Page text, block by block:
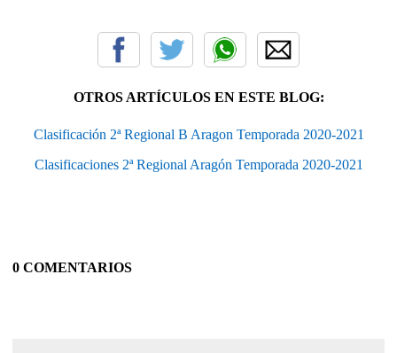
OTROS ARTÍCULOS EN ESTE BLOG:
Clasificación 2ª Regional B Aragon Temporada 2020-2021
Clasificaciones 2ª Regional Aragón Temporada 2020-2021
0 COMENTARIOS